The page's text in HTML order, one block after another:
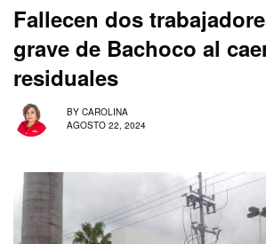
Fallecen dos
grave de Bachoco al
residuales
BY CAROLINA
AGOSTO 22, 2024